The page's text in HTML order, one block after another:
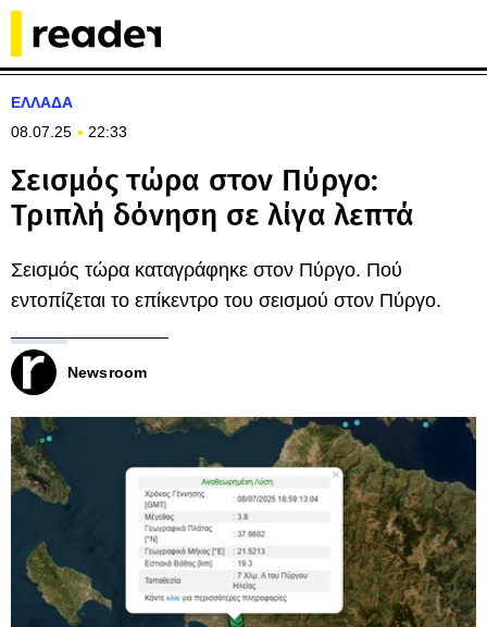
ΕΛΛΑΔΑ
08.07.25
22:33
Σεισμός τώρα στον Πύργο:
Τριπλή δόνηση σε λίγα λεπτά
Σεισμός τώρα καταγράφηκε στον Πύργο. Πού
εντοπίζεται το επίκεντρο του σεισμού στον Πύργο.
Newsroom